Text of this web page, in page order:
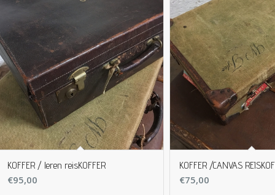
KOFFER / leren reisKOFFER
€95,00
KOFFER /CANVAS
€75,00